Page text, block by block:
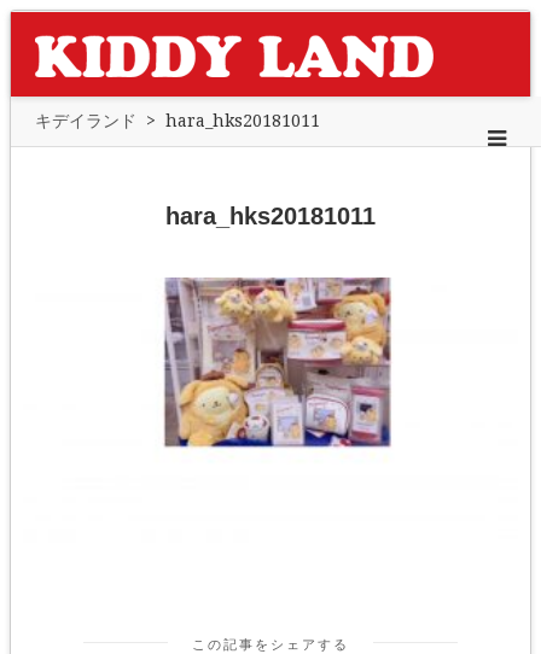
キデイランド > hara_hks20181011
hara_hks20181011
この記事をシェアする